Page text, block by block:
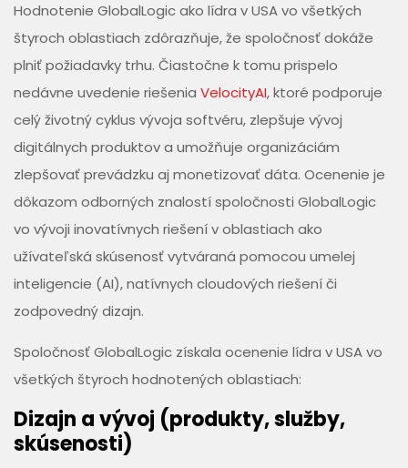
Hodnotenie GlobalLogic ako lídra v USA vo všetkých
štyroch oblastiach zdôrazňuje, že spoločnosť dokáže
plniť požiadavky trhu. Čiastočne k tomu prispelo
nedávne uvedenie riešenia VelocityAI, ktoré podporuje
celý životný cyklus vývoja softvéru, zlepšuje vývoj
digitálnych produktov a umožňuje organizáciám
zlepšovať prevádzku aj monetizovať dáta. Ocenenie je
dôkazom odborných znalostí spoločnosti GlobalLogic
vo vývoji inovatívnych riešení v oblastiach ako
užívateľská skúsenosť vytváraná pomocou umelej
inteligencie (AI), natívnych cloudových riešení či
zodpovedný dizajn.
Spoločnosť GlobalLogic získala ocenenie lídra v USA vo
všetkých štyroch hodnotených oblastiach:
Dizajn a vývoj (produkty, služby,
skúsenosti)